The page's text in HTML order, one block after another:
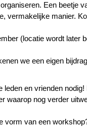
Een beetje
vermakelijke manier.
(locatie wordt later
we een eigen
leden en vrienden
waarop nog verder
vorm van een